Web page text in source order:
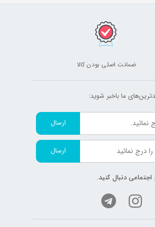
تنظیم سوخت و ساز بدن می تواند موجب
ضمانت اصلی بودن کالا
ما‌ باخبر شوید:
ارسال
ارسال
دنبال کنید.